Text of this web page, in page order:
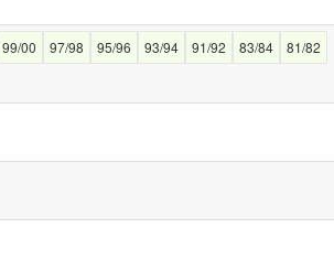
99/00 97/98 95/96 93/94 91/92 83/84
81/82